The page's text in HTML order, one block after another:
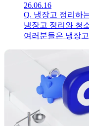
26.06.16
Q. 냉장고 정리하
냉장고 정리와 청
여러분들은 냉장